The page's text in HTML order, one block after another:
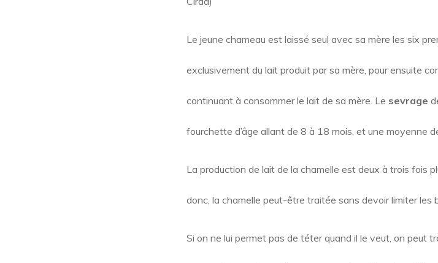
Le jeune chameau est laissé seul avec sa mère les six
exclusivement du lait produit par sa mère, pour ensuite
continuant à consommer le lait de sa mère. Le sevrage
fourchette d’âge allant de 8 à 18 mois, et une moyenne
La production de lait de la chamelle est deux à trois fois
donc, la chamelle peut-être traitée sans devoir limiter les
Si on ne lui permet pas de téter quand il le veut, on peut